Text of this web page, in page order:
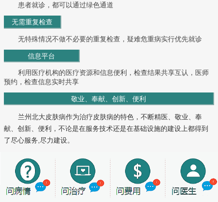
患者就诊，都可以通过绿色通道
无需重复检查
无特殊情况不做不必要的重复检查，疑难危重病实行优先就诊
信息平台
利用医疗机构的医疗资源和信息便利，检查结果共享互认，医师
预约，检查信息实时共享
敬业、奉献、创新、便利
兰州北大皮肤病作为治疗皮肤病的特色，不断精医、敬业、奉
献、创新、便利，不论是在服务技术还是在基础设施的建设上都得到
了尽心服务,尽力建设。